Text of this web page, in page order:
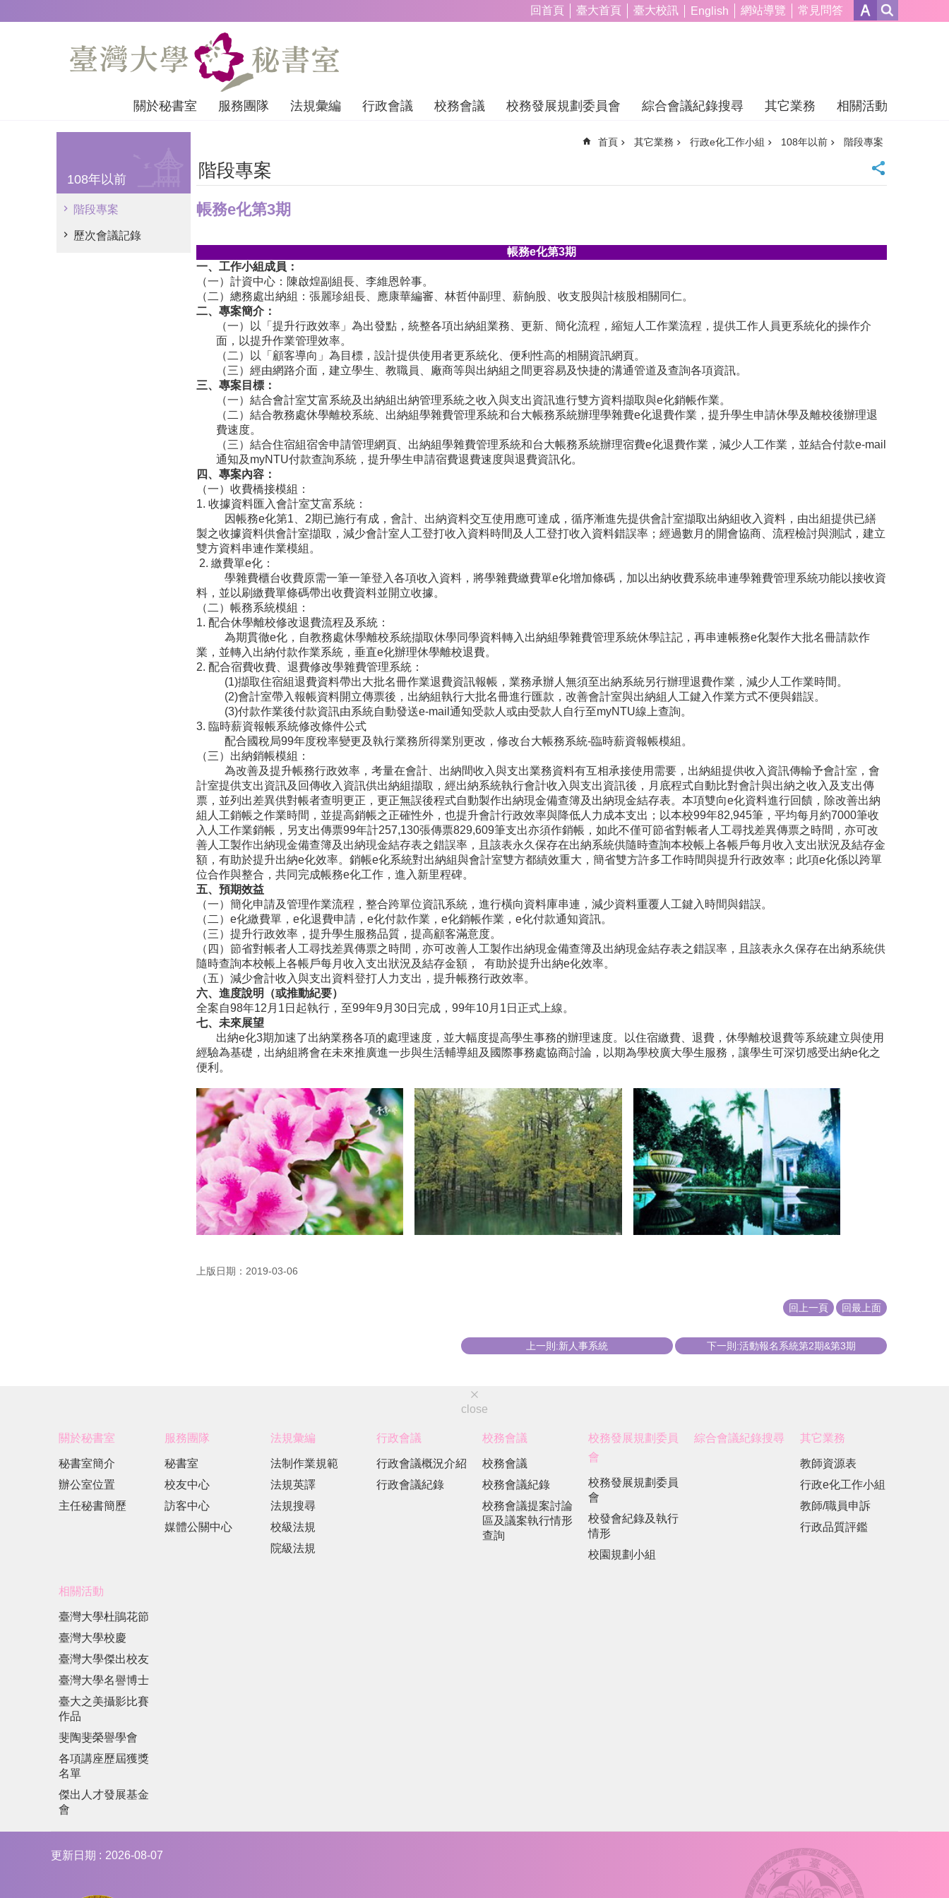
回首頁 臺大首頁 臺大校訊 English 網站導覽 常見問答
關於秘書室 服務團隊 法規彙編 行政會議 校務會議 校務發展規劃委員會 綜合會議紀錄搜尋 其它業務 相關活動
108年以前
階段專案
歷次會議記錄
首頁 其它業務 行政e化工作小組 108年以前 階段專案
階段專案
帳務e化第3期
帳務e化第3期
一、工作小組成員：
（一）計資中心：陳啟煌副組長、李維恩幹事。
（二）總務處出納組：張麗珍組長、應康華編審、林哲仲副理、薪餉股、收支股與計核股相關同仁。
二、專案簡介：
（一）以「提升行政效率」為出發點，統整各項出納組業務、更新、簡化流程，縮短人工作業流程，提供工作人員更系統化的操作介
面，以提升作業管理效率。
（二）以「顧客導向」為目標，設計提供使用者更系統化、便利性高的相關資訊網頁。
（三）經由網路介面，建立學生、教職員、廠商等與出納組之間更容易及快捷的溝通管道及查詢各項資訊。
三、專案目標：
（一）結合會計室艾富系統及出納組出納管理系統之收入與支出資訊進行雙方資料擷取與e化銷帳作業。
（二）結合教務處休學離校系統、出納組學雜費管理系統和台大帳務系統辦理學雜費e化退費作業，提升學生申請休學及離校後辦理退
費速度。
（三）結合住宿組宿舍申請管理網頁、出納組學雜費管理系統和台大帳務系統辦理宿費e化退費作業，減少人工作業，並結合付款e-mail
通知及myNTU付款查詢系統，提升學生申請宿費退費速度與退費資訊化。
四、專案內容：
（一）收費橋接模組：
1. 收據資料匯入會計室艾富系統：
因帳務e化第1、2期已施行有成，會計、出納資料交互使用應可達成，循序漸進先提供會計室擷取出納組收入資料，由出組提供已繕
製之收據資料供會計室擷取，減少會計室人工登打收入資料時間及人工登打收入資料錯誤率；經過數月的開會協商、流程檢討與測試，建立
雙方資料串連作業模組。
2. 繳費單e化：
學雜費櫃台收費原需一筆一筆登入各項收入資料，將學雜費繳費單e化增加條碼，加以出納收費系統串連學雜費管理系統功能以接收資
料，並以刷繳費單條碼帶出收費資料並開立收據。
（二）帳務系統模組：
1. 配合休學離校修改退費流程及系統：
為期貫徹e化，自教務處休學離校系統擷取休學同學資料轉入出納組學雜費管理系統休學註記，再串連帳務e化製作大批名冊請款作
業，並轉入出納付款作業系統，垂直e化辦理休學離校退費。
2. 配合宿費收費、退費修改學雜費管理系統：
(1)擷取住宿組退費資料帶出大批名冊作業退費資訊報帳，業務承辦人無須至出納系統另行辦理退費作業，減少人工作業時間。
(2)會計室帶入報帳資料開立傳票後，出納組執行大批名冊進行匯款，改善會計室與出納組人工鍵入作業方式不便與錯誤。
(3)付款作業後付款資訊由系統自動發送e-mail通知受款人或由受款人自行至myNTU線上查詢。
3. 臨時薪資報帳系統修改條件公式
配合國稅局99年度稅率變更及執行業務所得業別更改，修改台大帳務系統-臨時薪資報帳模組。
（三）出納銷帳模組：
為改善及提升帳務行政效率，考量在會計、出納間收入與支出業務資料有互相承接使用需要，出納組提供收入資訊傳輸予會計室，會
計室提供支出資訊及回傳收入資訊供出納組擷取，經出納系統執行會計收入與支出資訊後，月底程式自動比對會計與出納之收入及支出傳
票，並列出差異供對帳者查明更正，更正無誤後程式自動製作出納現金備查簿及出納現金結存表。本項雙向e化資料進行回饋，除改善出納
組人工銷帳之作業時間，並提高銷帳之正確性外，也提升會計行政效率與降低人力成本支出；以本校99年82,945筆，平均每月約7000筆收
入人工作業銷帳，另支出傳票99年計257,130張傳票829,609筆支出亦須作銷帳，如此不僅可節省對帳者人工尋找差異傳票之時間，亦可改
善人工製作出納現金備查簿及出納現金結存表之錯誤率，且該表永久保存在出納系統供隨時查詢本校帳上各帳戶每月收入支出狀況及結存金
額，有助於提升出納e化效率。銷帳e化系統對出納組與會計室雙方都績效重大，簡省雙方許多工作時間與提升行政效率；此項e化係以跨單
位合作與整合，共同完成帳務e化工作，進入新里程碑。
五、預期效益
（一）簡化申請及管理作業流程，整合跨單位資訊系統，進行橫向資料庫串連，減少資料重覆人工鍵入時間與錯誤。
（二）e化繳費單，e化退費申請，e化付款作業，e化銷帳作業，e化付款通知資訊。
（三）提升行政效率，提升學生服務品質，提高顧客滿意度。
（四）節省對帳者人工尋找差異傳票之時間，亦可改善人工製作出納現金備查簿及出納現金結存表之錯誤率，且該表永久保存在出納系統供
隨時查詢本校帳上各帳戶每月收入支出狀況及結存金額， 有助於提升出納e化效率。
（五）減少會計收入與支出資料登打人力支出，提升帳務行政效率。
六、進度說明（或推動紀要）
全案自98年12月1日起執行，至99年9月30日完成，99年10月1日正式上線。
七、未來展望
出納e化3期加速了出納業務各項的處理速度，並大幅度提高學生事務的辦理速度。以住宿繳費、退費，休學離校退費等系統建立與使用
經驗為基礎，出納組將會在未來推廣進一步與生活輔導組及國際事務處協商討論，以期為學校廣大學生服務，讓學生可深切感受出納e化之
便利。
上版日期：2019-03-06
回上一頁 回最上面
上一則:新人事系統 下一則:活動報名系統第2期&第3期
close
關於秘書室
秘書室簡介
辦公室位置
主任秘書簡歷
服務團隊
秘書室
校友中心
訪客中心
媒體公關中心
法規彙編
法制作業規範
法規英譯
法規搜尋
校級法規
院級法規
行政會議
行政會議概況介紹
行政會議紀錄
校務會議
校務會議
校務會議紀錄
校務會議提案討論
區及議案執行情形
查詢
校務發展規劃委員
會
校務發展規劃委員
會
校發會紀錄及執行
情形
校園規劃小組
綜合會議紀錄搜尋 其它業務
教師資源表
行政e化工作小組
教師/職員申訴
行政品質評鑑
相關活動
臺灣大學杜鵑花節
臺灣大學校慶
臺灣大學傑出校友
臺灣大學名譽博士
臺大之美攝影比賽
作品
斐陶斐榮譽學會
各項講座歷屆獲獎
名單
傑出人才發展基金
會
更新日期 2026-08-07